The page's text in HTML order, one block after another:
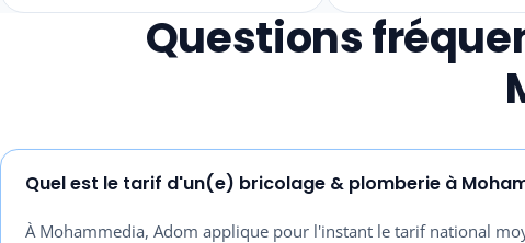
Questions
Quel est le tarif d'un(e) bricolage & plomberie à
À Mohammedia, Adom applique pour l'instant le tarif national